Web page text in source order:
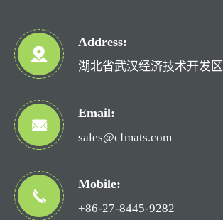
Address:
湖北省武汉经济技术开发区
Email:
sales@cfmats.com
Mobile:
+86-27-8445-9282